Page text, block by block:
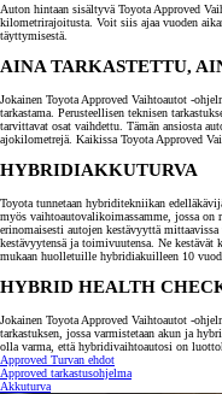
Auton hintaan sisältyvä Toyota Approved
kilometrirajoitusta. Voit siis ajaa vuoden
täyttymisestä.
AINA TARKASTETTU,
Jokainen Toyota Approved Vaihtoautot -
tarkastama. Perusteellisen teknisen
tarvittavat osat vaihdettu. Tämän ansiosta
ajokilometrejä. Kaikissa Toyota Approved
HYBRIDIAKKUTURVA
Toyota tunnetaan hybriditekniikan
myös vaihtoautovalikoimassamme, jossa on
erinomaisesti autojen kestävyyttä
kestävyytensä ja toimivuutensa. Ne
mukaan huolletuille hybridiakuilleen 10
HYBRID HEALTH
Jokainen Toyota Approved Vaihtoautot -
tarkastuksen, jossa varmistetaan akun ja
olla varma, että hybridivaihtoautosi on
Approved Turvan ehdot
Approved tarkastusohjelma
Akkuturva